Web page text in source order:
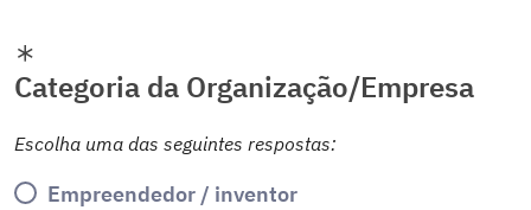
Categoria da Organização/Empresa
Escolha uma das seguintes respostas:
Empreendedor / inventor